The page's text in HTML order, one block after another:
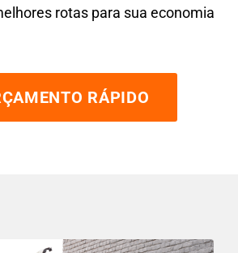
rotas para sua economia
RÁPIDO